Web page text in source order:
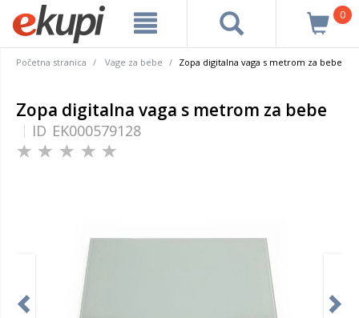
0
Početna stranica Vage za bebe Zopa digitalna vaga s metrom za bebe
Zopa digitalna vaga s metrom za bebe
ID EK000579128